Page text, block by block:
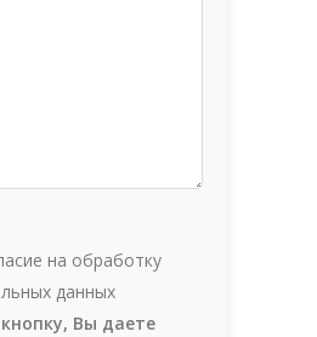
на обработку
данных
Вы даете